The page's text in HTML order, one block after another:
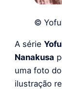
©
A série
Nanakusa
uma foto
ilustração